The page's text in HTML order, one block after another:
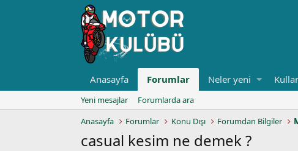
Anasayfa Forumlar Neler yeni
Yeni mesajlar
Forumlarda ara
Anasayfa
Forumlar Konu Dışı Forumdan Bilgiler
casual kesim ne demek ?